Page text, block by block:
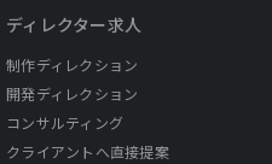
ディレクター求人
制作ディレクション
開発ディレクション
コンサルティング
クライアントへ直接提案